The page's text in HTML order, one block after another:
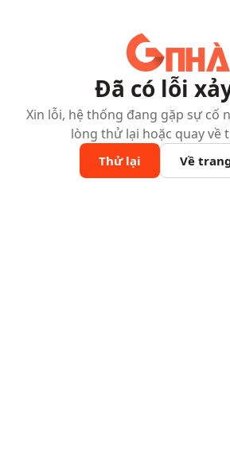
Đã có lỗi
Xin lỗi, hệ thống đang gặp sự cố
lòng thử lại hoặc quay về
Thử lại Về